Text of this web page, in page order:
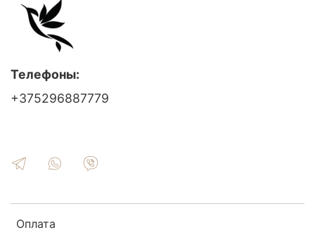
Оплата
Телефоны:
+375296887779